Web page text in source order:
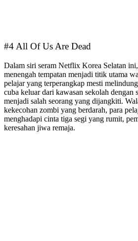
#4 All Of Us Are Dead
Dalam siri seram Netflix Korea Selatan
menengah tempatan menjadi titik utama
pelajar yang terperangkap mesti
cuba keluar dari kawasan sekolah dengan
menjadi salah seorang yang dijangkiti.
kekecohan zombi yang berdarah, para
menghadapi cinta tiga segi yang rumit,
keresahan jiwa remaja.